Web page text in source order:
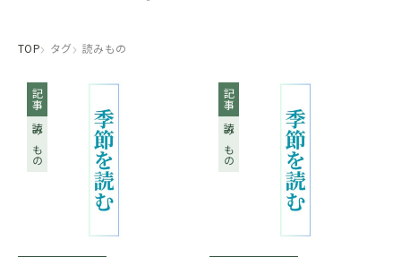
TOP タグ 読みもの
記事
読みもの
記事
読みもの